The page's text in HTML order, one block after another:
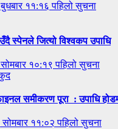
११:१६पहिलो सुचना
स्पेनले जित्यो विश्वकप उपाधि
१०:१९पहिलो सुचना
समीकरण पूरा : उपाधि
११:०२पहिलो सुचना